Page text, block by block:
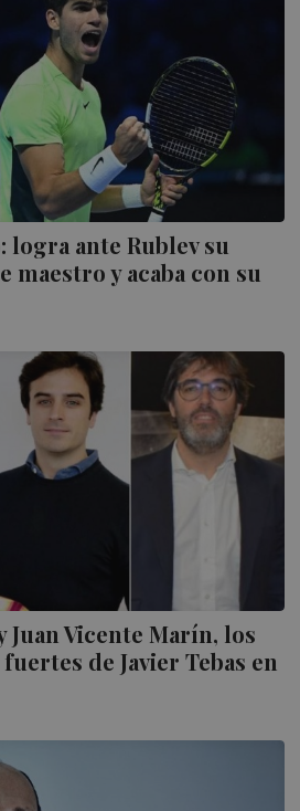
logra ante Rublev su
y acaba con su
Juan Vicente Marín, los
de Javier Tebas en